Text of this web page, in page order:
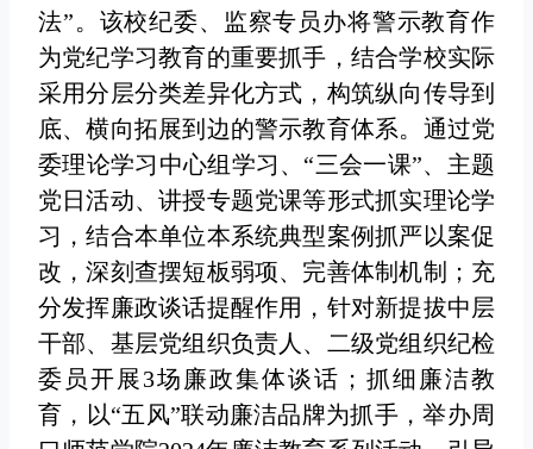
法”。该校纪委、监察专员办将警示教育作
为党纪学习教育的重要抓手，结合学校实际
采用分层分类差异化方式，构筑纵向传导到
底、横向拓展到边的警示教育体系。通过党
委理论学习中心组学习、“三会一课”、主题
党日活动、讲授专题党课等形式抓实理论学
习，结合本单位本系统典型案例抓严以案促
改，深刻查摆短板弱项、完善体制机制；充
分发挥廉政谈话提醒作用，针对新提拔中层
干部、基层党组织负责人、二级党组织纪检
委员开展3场廉政集体谈话；抓细廉洁教
育，以“五风”联动廉洁品牌为抓手，举办周